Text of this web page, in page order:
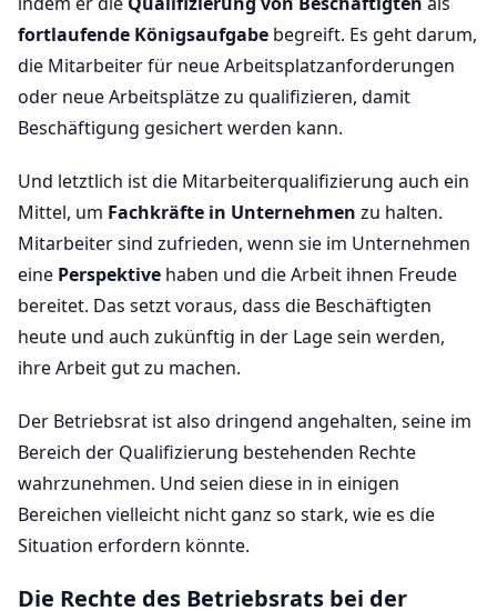
fortlaufende Königsaufgabe begreift. Es geht darum,
die Mitarbeiter für neue Arbeitsplatzanforderungen
oder neue Arbeitsplätze zu qualifizieren, damit
Beschäftigung gesichert werden kann.
Und letztlich ist die Mitarbeiterqualifizierung auch ein
Mittel, um Fachkräfte in Unternehmen zu halten.
Mitarbeiter sind zufrieden, wenn sie im Unternehmen
eine Perspektive haben und die Arbeit ihnen Freude
bereitet. Das setzt voraus, dass die Beschäftigten
heute und auch zukünftig in der Lage sein werden,
ihre Arbeit gut zu machen.
Der Betriebsrat ist also dringend angehalten, seine im
Bereich der Qualifizierung bestehenden Rechte
wahrzunehmen. Und seien diese in in einigen
Bereichen vielleicht nicht ganz so stark, wie es die
Situation erfordern könnte.
Die Rechte des Betriebsrats bei der